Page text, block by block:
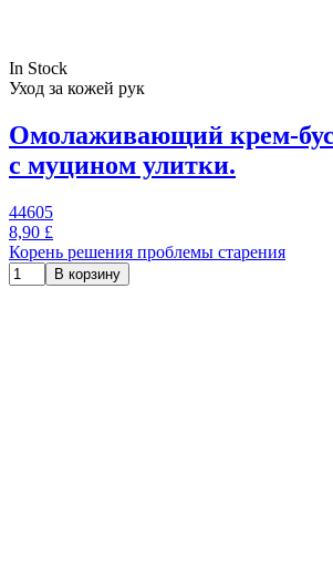
In Stock
Уход за кожей рук
Омолаживающий крем-
с муцином улитки.
44605
8,90 £
Корень решения проблемы старения
В корзину